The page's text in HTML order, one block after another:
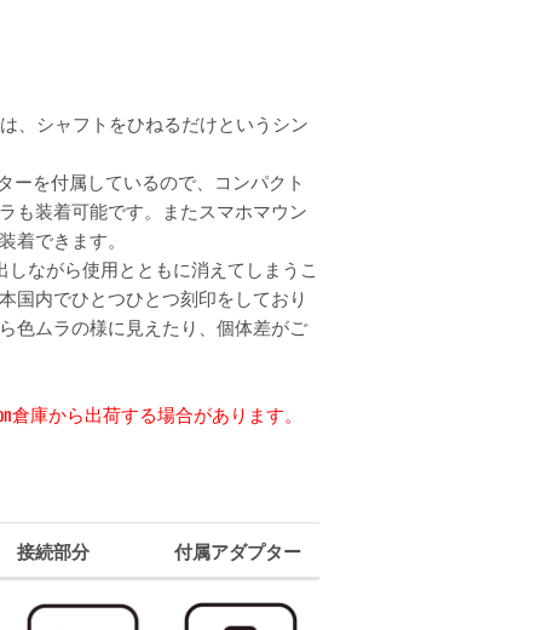
、シャフトをひねるだけというシン
ーを付属しているので、コンパクト
も装着可能です。またスマホマウン
着できます。
ながら使用とともに消えてしまうこ
国内でひとつひとつ刻印をしており
色ムラの様に見えたり、個体差がご
庫から出荷する場合があります。
接続部分 付属アダプター